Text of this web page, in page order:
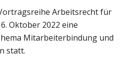
Arbeitsrecht für
Oktober 2022 eine
Mitarbeiterbindung und
statt.